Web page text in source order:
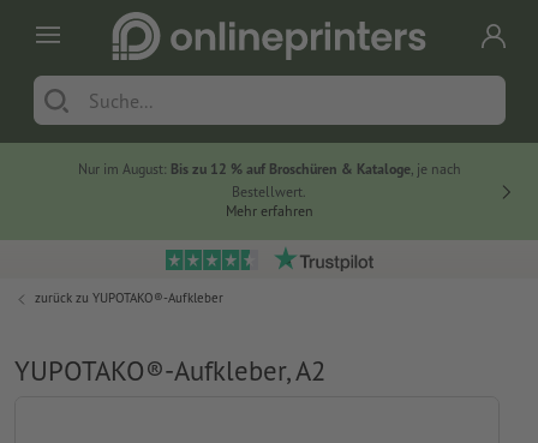
Nur im August: Bis zu 12 % auf Broschüren & Kataloge, je nach
Bestellwert.
Mehr erfahren
zurück zu YUPOTAKO®-Aufkleber
YUPOTAKO®-Aufkleber, A2